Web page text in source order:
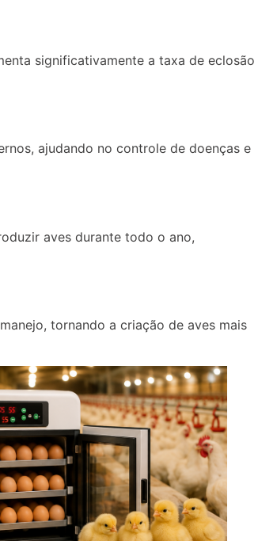
significativamente a taxa de eclosão
ajudando no controle de doenças e
aves durante todo o ano,
tornando a criação de aves mais